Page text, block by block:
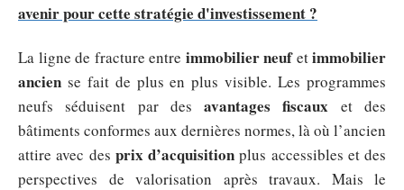
avenir pour cette stratégie d'investissement ?
La ligne de fracture entre immobilier neufetimmobilier
ancien se fait de plus en plus visible. Les programmes
neufs séduisent par desavantages fiscaux et des
bâtiments conformes aux dernières normes, là où l’ancien
attire avec des prix d’acquisition plus accessibles et des
perspectives de valorisation après travaux. Mais le